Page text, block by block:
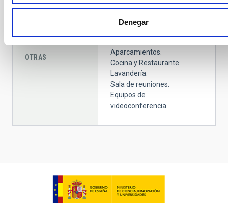
Denegar
OTRAS
Centro de visitantes: Aforo
43 personas.
Aparcamientos.
Cocina y Restaurante.
Lavandería.
Sala de reuniones.
Equipos de
videoconferencia.